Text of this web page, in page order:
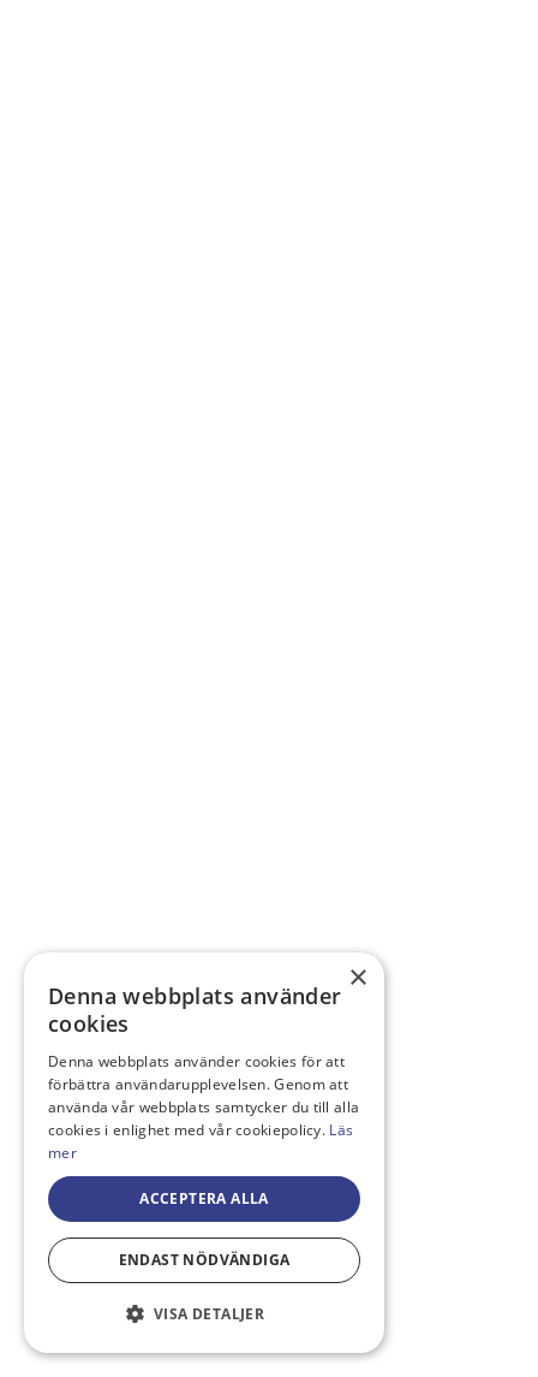
×
Denna webbplats använder
cookies
Denna webbplats använder cookies för att
förbättra användarupplevelsen. Genom att
använda vår webbplats samtycker du till alla
cookies i enlighet med vår cookiepolicy. Läs
mer
ACCEPTERA ALLA
ENDAST NÖDVÄNDIGA
VISA DETALJER